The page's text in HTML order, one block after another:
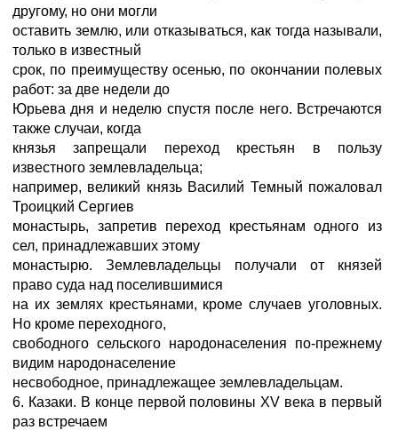
другому, но они могли
оставить землю, или отказываться, как тогда называли,
только в известный
срок, по преимуществу осенью, по окончании полевых
работ: за две недели до
Юрьева дня и неделю спустя после него. Встречаются
также случаи, когда
князья запрещали переход крестьян в пользу
известного землевладельца;
например, великий князь Василий Темный пожаловал
Троицкий Сергиев
монастырь, запретив переход крестьянам одного из
сел, принадлежавших этому
монастырю. Землевладельцы получали от князей
право суда над поселившимися
на их землях крестьянами, кроме случаев уголовных.
Но кроме переходного,
свободного сельского народонаселения по-прежнему
видим народонаселение
несвободное, принадлежащее землевладельцам.
6. Казаки. В конце первой половины XV века в первый
раз встречаем